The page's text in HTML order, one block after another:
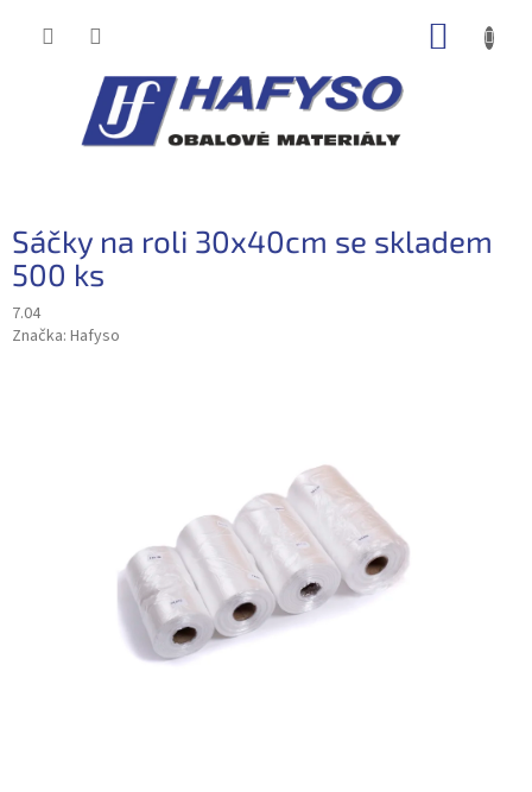
Sáčky na roli 30x40cm se skladem
500 ks
7.04
Značka: Hafyso